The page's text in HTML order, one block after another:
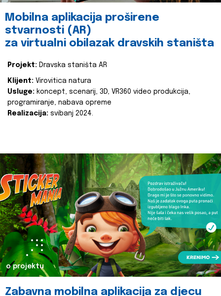
Mobilna aplikacija proširene
stvarnosti (AR)
za virtualni obilazak dravskih staništa
Projekt: Dravska staništa AR
Klijent: Virovitica natura
Usluge: koncept, scenarij, 3D, VR360 video produkcija,
programiranje, nabava opreme
Realizacija: svibanj 2024.
o projektu
Zabavna mobilna aplikacija za djecu